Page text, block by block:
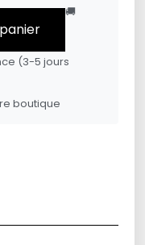
🚚
(3-5 jours
boutique